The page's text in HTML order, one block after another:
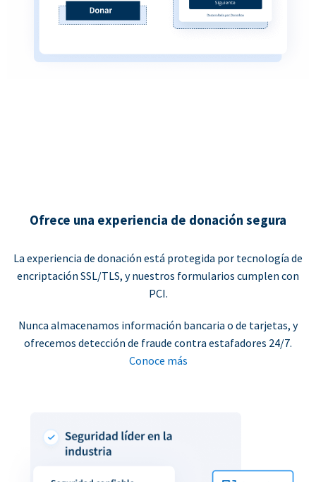
Ofrece una experiencia de donación segura
La experiencia de donación está protegida por tecnología de
encriptación SSL/TLS, y nuestros formularios cumplen con
PCI.
Nunca almacenamos información bancaria o de tarjetas, y
ofrecemos detección de fraude contra estafadores 24/7.
Conoce más